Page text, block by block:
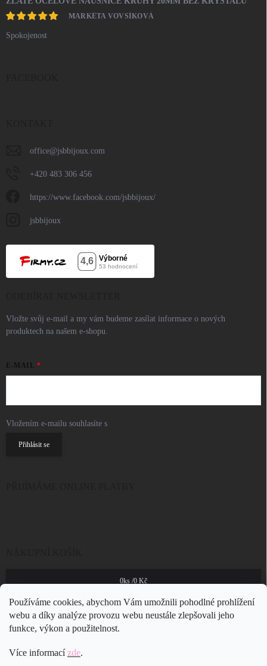
Používáme cookies, abychom Vám umožnili pohodlné prohlížení
webu a díky analýze provozu webu neustále zlepšovali jeho
funkce, výkon a použitelnost.
Více informacízde.
MARKÉTA VOVSÍKOVÁ
Spokojenost
office@jsbbijoux.com
+420 483 306 456
https://www.facebook.com/jsbbijoux/
jsbbijoux
Vložte svůj e-mail a my vám budeme zasílat informace o nových
produktech na našem e-shopu.
E-MAIL
Vložením e-mailu souhlasíte s
Přihlásit se
0ks /0 Kč